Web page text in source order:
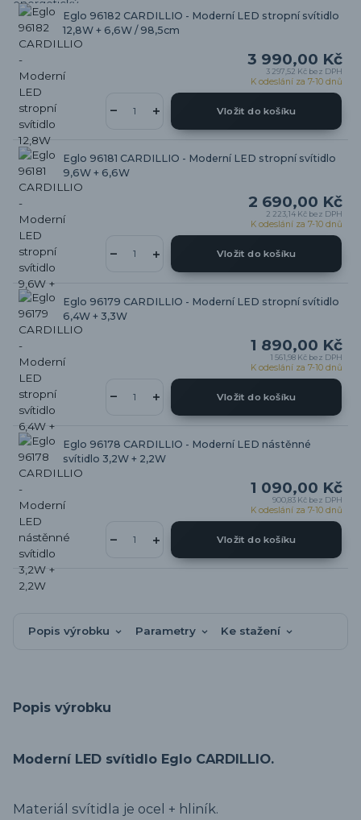
Eglo 96182 CARDILLIO - Moderní LED stropní svítidlo
12,8W + 6,6W / 98,5cm
3 990,00 Kč
3 297,52 Kč bez DPH
K odeslání za 7-10 dnů
Vložit do košíku
Eglo 96181 CARDILLIO - Moderní LED stropní svítidlo
9,6W + 6,6W
2 690,00 Kč
2 223,14 Kč bez DPH
K odeslání za 7-10 dnů
Vložit do košíku
Eglo 96179 CARDILLIO - Moderní LED stropní svítidlo
6,4W + 3,3W
1 890,00 Kč
1 561,98 Kč bez DPH
K odeslání za 7-10 dnů
Vložit do košíku
Eglo 96178 CARDILLIO - Moderní LED nástěnné
svítidlo 3,2W + 2,2W
1 090,00 Kč
900,83 Kč bez DPH
K odeslání za 7-10 dnů
Vložit do košíku
Popis výrobku Parametry Ke stažení
Popis výrobku
Moderní LED svítidlo Eglo CARDILLIO.
Materiál svítidla je ocel + hliník.